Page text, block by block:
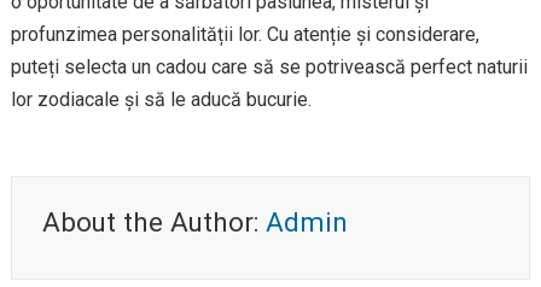
profunzimea personalității lor. Cu atenție și considerare,
puteți selecta un cadou care să se potrivească perfect naturii
lor zodiacale și să le aducă bucurie.
About the Author: Admin